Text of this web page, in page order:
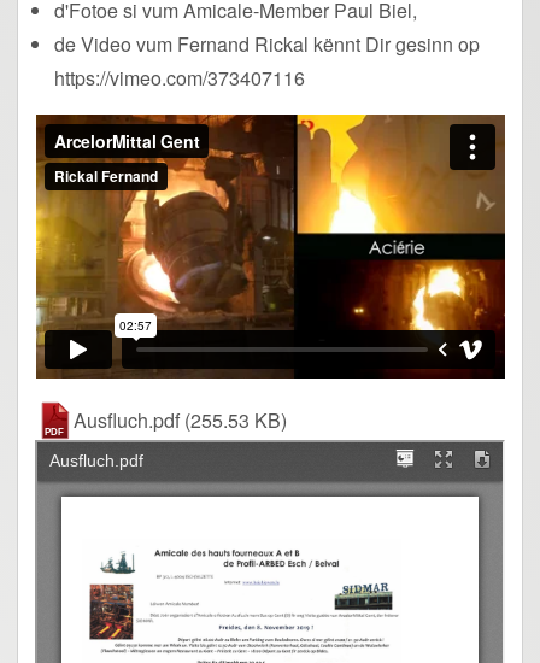
d'Fotoe si vum Amicale-Member Paul Biel,
de Video vum Fernand Rickal kënnt Dir gesinn op
https://vimeo.com/373407116
Ausfluch.pdf (255.53 KB)